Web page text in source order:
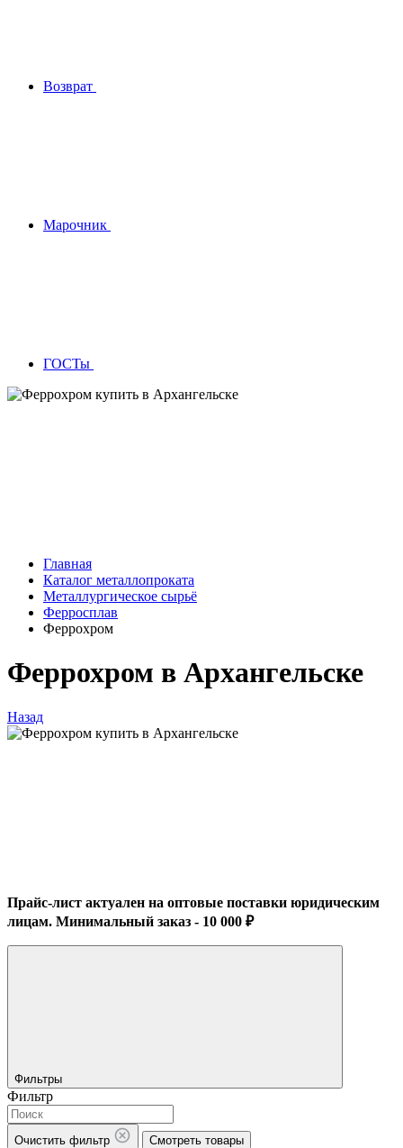
Возврат
Марочник
ГОСТы
Главная
Каталог металлопроката
Металлургическое сырьё
Ферросплав
Феррохром
Феррохром в Архангельске
Назад
Прайс-лист актуален на оптовые поставки юридическим
лицам. Минимальный заказ - 10 000 ₽
Фильтры
Фильтр
Очистить фильтр Смотреть товары